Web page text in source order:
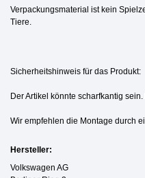
Verpackungsmaterial ist kein
Tiere.
Sicherheitshinweis für das Produkt:
Der Artikel könnte scharfkantig
Wir empfehlen die Montage durch
Hersteller:
Volkswagen AG